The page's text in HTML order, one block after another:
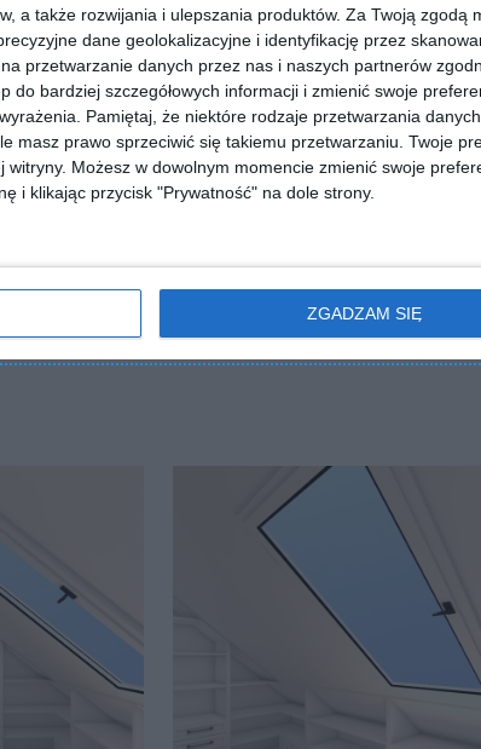
a także rozwijania i ulepszania produktów. Za Twoją zgodą
dane geolokalizacyjne i identyfikację przez
przetwarzanie danych przez nas i naszych partnerów
do bardziej szczegółowych informacji i zmienić swoje
Pamiętaj, że niektóre rodzaje przetwarzania
masz prawo sprzeciwić się takiemu przetwarzaniu. Twoje
witryny. Możesz w dowolnym momencie zmienić swoje
i klikając przycisk "Prywatność" na dole strony.
ZGADZAM SIĘ